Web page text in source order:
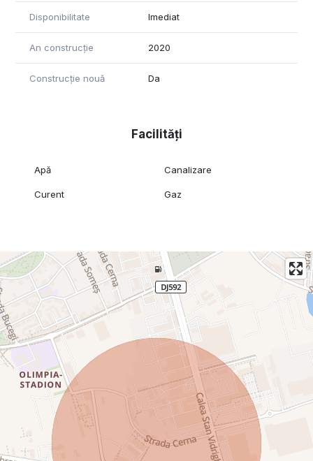
Disponibilitate Imediat
An construcție 2020
Construcție nouă Da
Facilități
Apă Canalizare
Curent Gaz